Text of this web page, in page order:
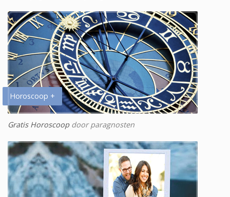
Horoscoop +
Gratis Horoscoopdoor paragnosten